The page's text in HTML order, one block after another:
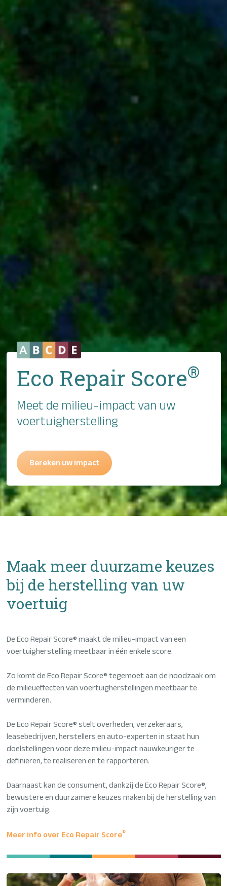
Eco Repair Score®
Meet de milieu-impact van uw
voertuigherstelling
Bereken uw impact
Maak meer duurzame keuzes
bij de herstelling van uw
voertuig
De Eco Repair Score® maakt de milieu-impact van een
voertuigherstelling meetbaar in één enkele score.
Zo komt de Eco Repair Score® tegemoet aan de noodzaak om
de milieueffecten van voertuigherstellingen meetbaar te
verminderen.
De Eco Repair Score® stelt overheden, verzekeraars,
leasebedrijven, herstellers en auto-experten in staat hun
doelstellingen voor deze milieu-impact nauwkeuriger te
definiëren, te realiseren en te rapporteren.
Daarnaast kan de consument, dankzij de Eco Repair Score®,
bewustere en duurzamere keuzes maken bij de herstelling van
zijn voertuig.
Meer info over Eco Repair Score®
Afbeelding